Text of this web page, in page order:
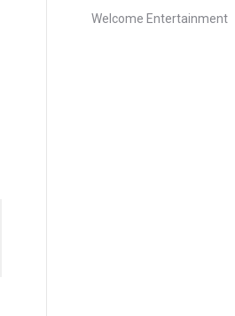
Welcome Entertainment